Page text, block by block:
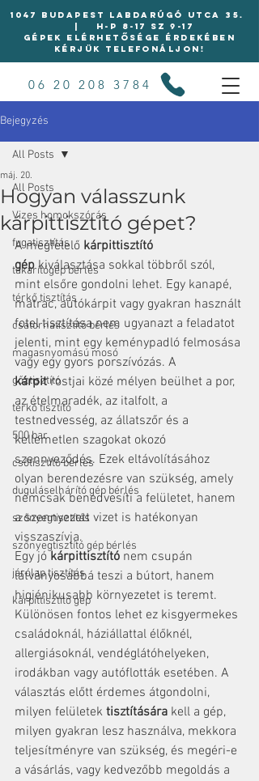
1047 BUDAPEST LABDARÚGÓ UTCA 35.
| H-P 8-17 Sz 9-17
Gépek elérhetősége érdekében
kérjük telefonáljon!
06 20 208 3784
Bejegyzés
All Posts
Vizes homokszórás
fugatisztítás
takarítógép bérlés
térkő tisztítás
csatornatisztító bérlés
magasnyomású mosó
gőztisztító
térkő tisztító
500 bar
csőtisztító bérlés
duguláselhárító gép bérlés
szőnyegtisztítás
szőnyegtisztító gép bérlés
járólap tisztítás
kárpittisztító gép
All Posts
Hogyan válasszunk
kárpittisztító gépet?
máj. 20.
A megfelelő kárpittisztító
gép kiválasztása sokkal többről szól,
mint elsőre gondolni lehet. Egy kanapé,
matrac, autókárpit vagy gyakran használt
fotel tisztítása nem ugyanazt a feladatot
jelenti, mint egy keménypadló felmosása
vagy egy gyors porszívózás. A
kárpit rostjai közé mélyen beülhet a por,
az ételmaradék, az italfolt, a
testnedvesség, az állatszőr és a
kellemetlen szagokat okozó
szennyeződés. Ezek eltávolításához
olyan berendezésre van szükség, amely
nemcsak benedvesíti a felületet, hanem
a szennyezett vizet is hatékonyan
visszaszívja.
Egy jó kárpittisztító nem csupán
látványosabbá teszi a bútort, hanem
higiénikusabb környezetet is teremt.
Különösen fontos lehet ez kisgyermekes
családoknál, háziállattal élőknél,
allergiásoknál, vendéglátóhelyeken,
irodákban vagy autóflották esetében. A
választás előtt érdemes átgondolni,
milyen felületek tisztítására kell a gép,
milyen gyakran lesz használva, mekkora
teljesítményre van szükség, és megéri-e
a vásárlás, vagy kedvezőbb megoldás a